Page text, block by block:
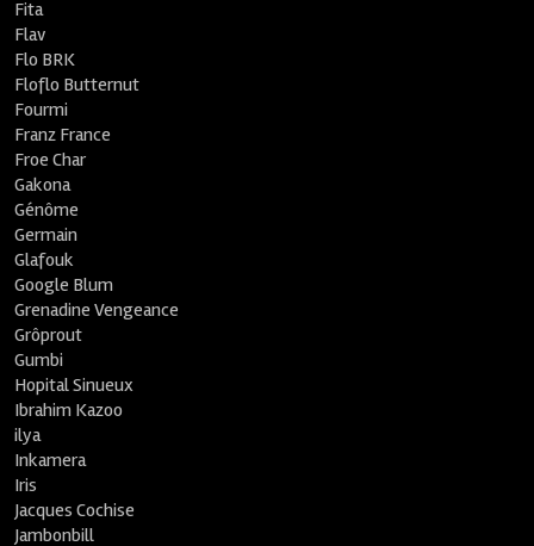
Fita
Flav
Flo BRK
Floflo Butternut
Fourmi
Franz France
Froe Char
Gakona
Génôme
Germain
Glafouk
Google Blum
Grenadine Vengeance
Grôprout
Gumbi
Hopital Sinueux
Ibrahim Kazoo
ilya
Inkamera
Iris
Jacques Cochise
Jambonbill